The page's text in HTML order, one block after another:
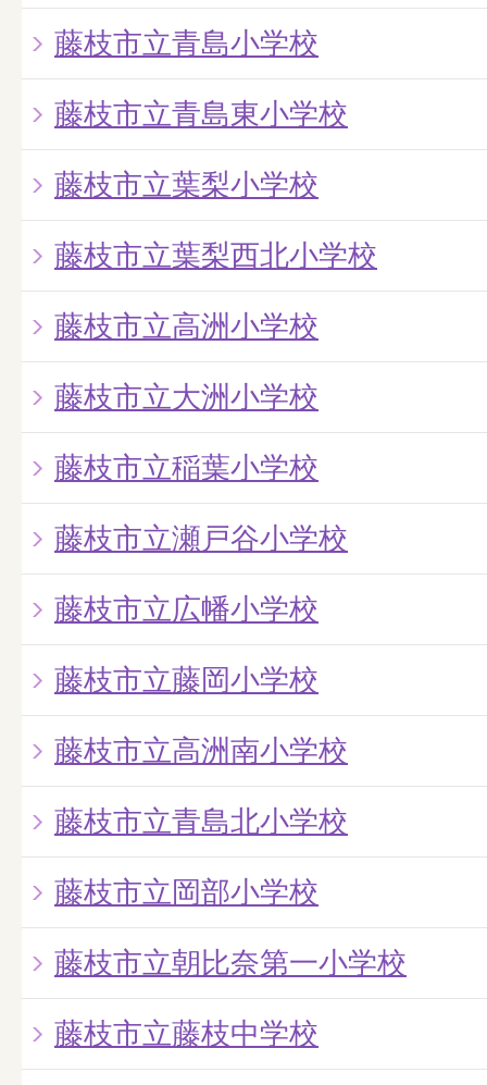
藤枝市立青島小学校
藤枝市立青島東小学校
藤枝市立葉梨小学校
藤枝市立葉梨西北小学校
藤枝市立高洲小学校
藤枝市立大洲小学校
藤枝市立稲葉小学校
藤枝市立瀬戸谷小学校
藤枝市立広幡小学校
藤枝市立藤岡小学校
藤枝市立高洲南小学校
藤枝市立青島北小学校
藤枝市立岡部小学校
藤枝市立朝比奈第一小学校
藤枝市立藤枝中学校